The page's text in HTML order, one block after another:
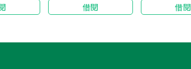
借閱 借閱